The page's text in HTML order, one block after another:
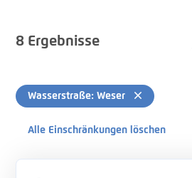
8 Ergebnisse
Wasserstraße: Weser
Alle Einschränkungen löschen